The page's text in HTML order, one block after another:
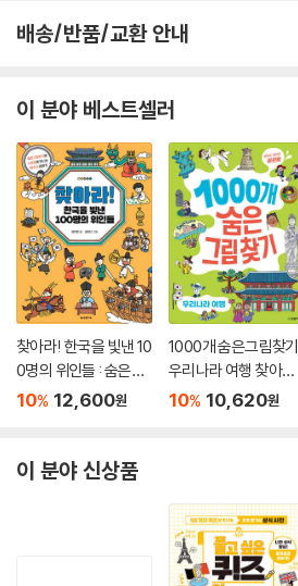
배송/반품/교환 안내
이 분야 베스트셀러
찾아라! 한국을 빛낸 10
0명의 위인들 : 숨은그
림찾기와 노랫말로 만
10% 12,600원
1000개 숨은그림찾기
우리나라 여행 찾아도
찾아도 끝판왕
10% 10,620원
이 분야 신상품